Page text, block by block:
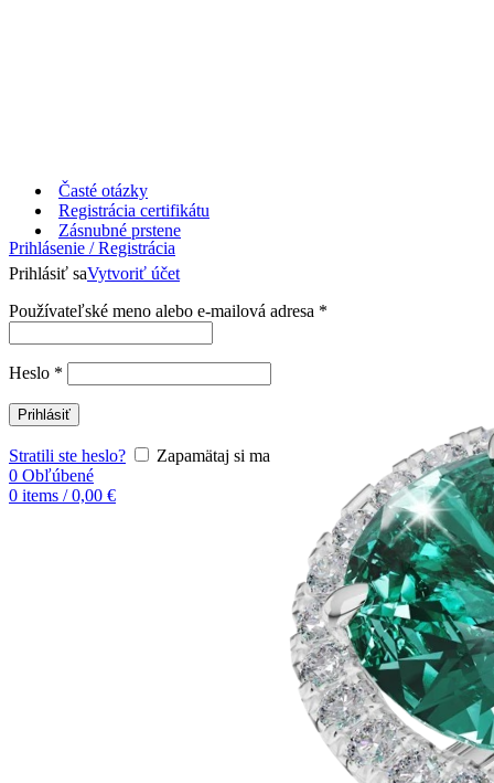
Časté otázky
Registrácia certifikátu
Prihlásenie / Registrácia
Prihlásiť saVytvoriť účet
Používateľské meno alebo e-mailová adresa *
Heslo *
Prihlásiť
Stratili ste heslo?
Zapamätaj si ma
0 Obľúbené
0 items / 0,00 €
Zásnubné prstene